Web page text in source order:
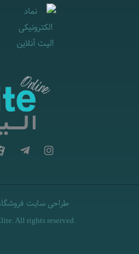
طراحی سایت
All rights reserved.